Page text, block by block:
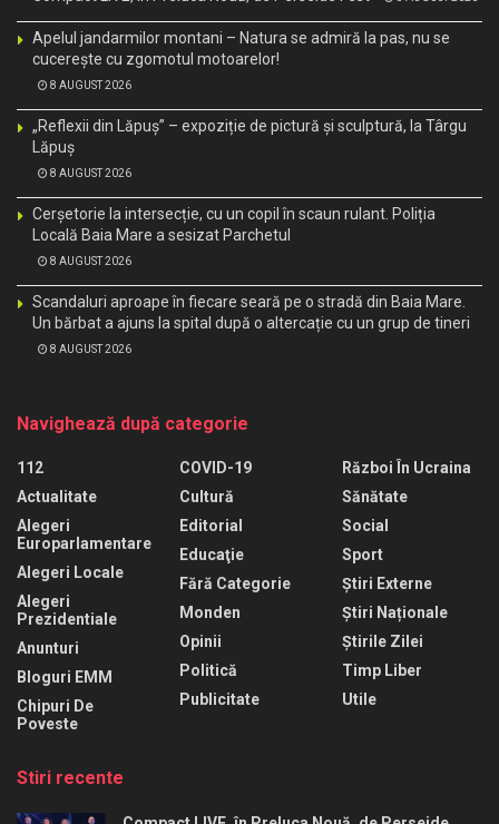
Apelul jandarmilor montani – Natura se admiră la pas, nu se
cucerește cu zgomotul motoarelor!
8 AUGUST 2026
„Reflexii din Lăpuș” – expoziție de pictură și sculptură, la Târgu
Lăpuș
8 AUGUST 2026
Cerșetorie la intersecție, cu un copil în scaun rulant. Poliția
Locală Baia Mare a sesizat Parchetul
8 AUGUST 2026
Scandaluri aproape în fiecare seară pe o stradă din Baia Mare.
Un bărbat a ajuns la spital după o altercație cu un grup de tineri
8 AUGUST 2026
Navighează după categorie
112
Actualitate
Alegeri
Europarlamentare
Alegeri Locale
Alegeri
Prezidentiale
Anunturi
Bloguri EMM
Chipuri De
Poveste
COVID-19
Cultură
Editorial
Educaţie
Fără Categorie
Monden
Opinii
Politică
Publicitate
Război În Ucraina
Sănătate
Social
Sport
Știri Externe
Știri Naționale
Știrile Zilei
Timp Liber
Utile
Stiri recente